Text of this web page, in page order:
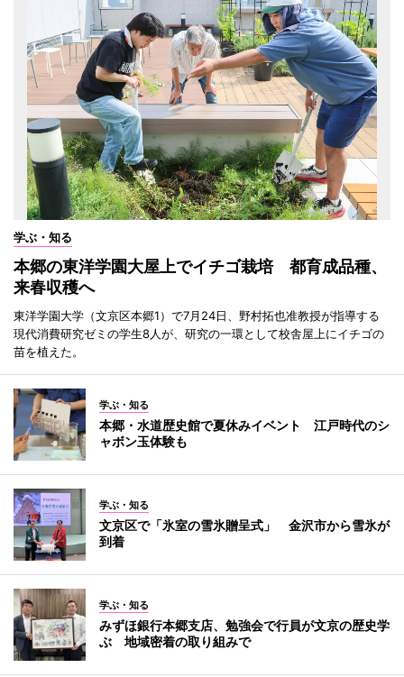
学ぶ・知る
本郷の東洋学園大屋上でイチゴ栽培 都育成品種、
来春収穫へ
東洋学園大学（文京区本郷1）で7月24日、野村拓也准教授が指導する
現代消費研究ゼミの学生8人が、研究の一環として校舎屋上にイチゴの
苗を植えた。
学ぶ・知る
本郷・水道歴史館で夏休みイベント 江戸時代のシ
ャボン玉体験も
学ぶ・知る
文京区で「氷室の雪氷贈呈式」 金沢市から雪氷が
到着
学ぶ・知る
みずほ銀行本郷支店、勉強会で行員が文京の歴史学
ぶ 地域密着の取り組みで